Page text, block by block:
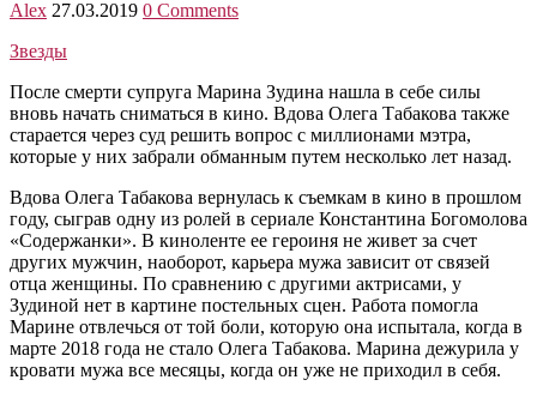
Alex 27.03.2019 0 Comments
Звезды
После смерти супруга Марина Зудина нашла в себе силы
вновь начать сниматься в кино. Вдова Олега Табакова также
старается через суд решить вопрос с миллионами мэтра,
которые у них забрали обманным путем несколько лет назад.
Вдова Олега Табакова вернулась к съемкам в кино в прошлом
году, сыграв одну из ролей в сериале Константина Богомолова
«Содержанки». В киноленте ее героиня не живет за счет
других мужчин, наоборот, карьера мужа зависит от связей
отца женщины. По сравнению с другими актрисами, у
Зудиной нет в картине постельных сцен. Работа помогла
Марине отвлечься от той боли, которую она испытала, когда в
марте 2018 года не стало Олега Табакова. Марина дежурила у
кровати мужа все месяцы, когда он уже не приходил в себя.